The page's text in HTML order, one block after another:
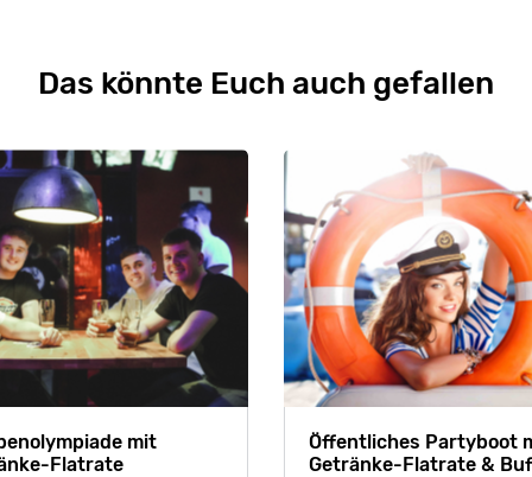
Das könnte Euch auch gefallen
mit
Flatrate
Öffentliches Partyboot
Getränke-Flatrate &